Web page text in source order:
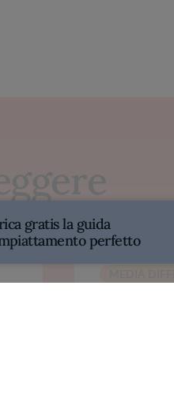
gratis la guida
perfetto